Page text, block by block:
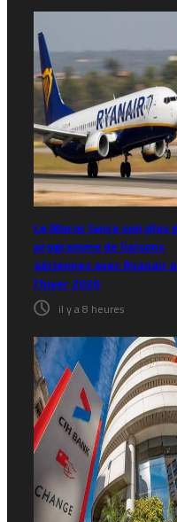
Le Maroc lance son plus
programme de liaisons
aériennes avec Ryanair
l’hiver 2026
il y a 8 heures